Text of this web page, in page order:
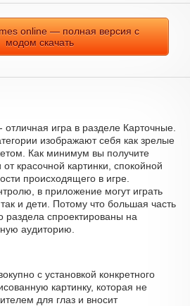
online — полная версия с
модом скачать
игра в разделе Карточные.
изображают себя как зрелые
Как минимум вы получите
красочной картинки, спокойной
происходящего в игре.
в приложение могут играть
и дети. Потому что большая часть
раздела спроектированы на
аудиторию.
с установкой конкретного
картинку, которая не
для глаз и вносит